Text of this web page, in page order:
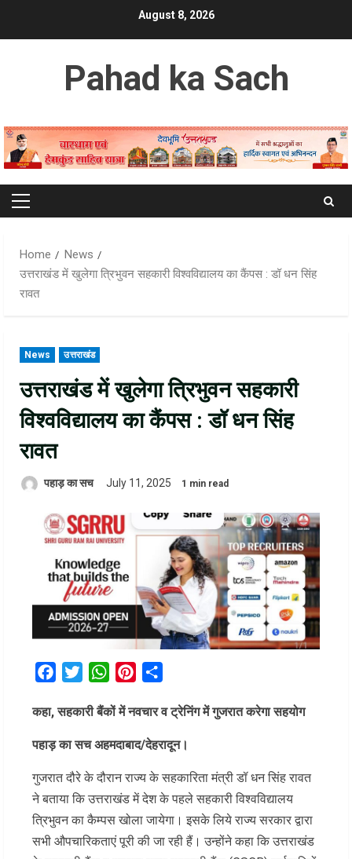
August 8, 2026
Pahad ka Sach
Primary
Home
News
उत्तराखंड में खुलेगा त्रिभुवन सहकारी विश्वविद्यालय का कैंपस : डॉ धन सिंह
रावत
News उत्तराखंड
उत्तराखंड में खुलेगा त्रिभुवन सहकारी
विश्वविद्यालय का कैंपस : डॉ धन सिंह
रावत
पहाड़ का सच July 11, 2025 1 min read
FacebookTwitterWhatsAppPinterest
कहा, सहकारी बैंकों में नवचार व ट्रेनिंग में गुजरात करेगा सहयोग
पहाड़ का सच अहमदाबाद/देहरादून।
गुजरात दौरे के दौरान राज्य के सहकारिता मंत्री डॉ धन सिंह रावत
ने बताया कि उत्तराखंड में देश के पहले सहकारी विश्वविद्यालय
त्रिभुवन का कैम्पस खोला जायेगा। इसके लिये राज्य सरकार द्वारा
सभी औपचारिकताएं पूरी की जा रही हैं। उन्होंने कहा कि उत्तराखंड